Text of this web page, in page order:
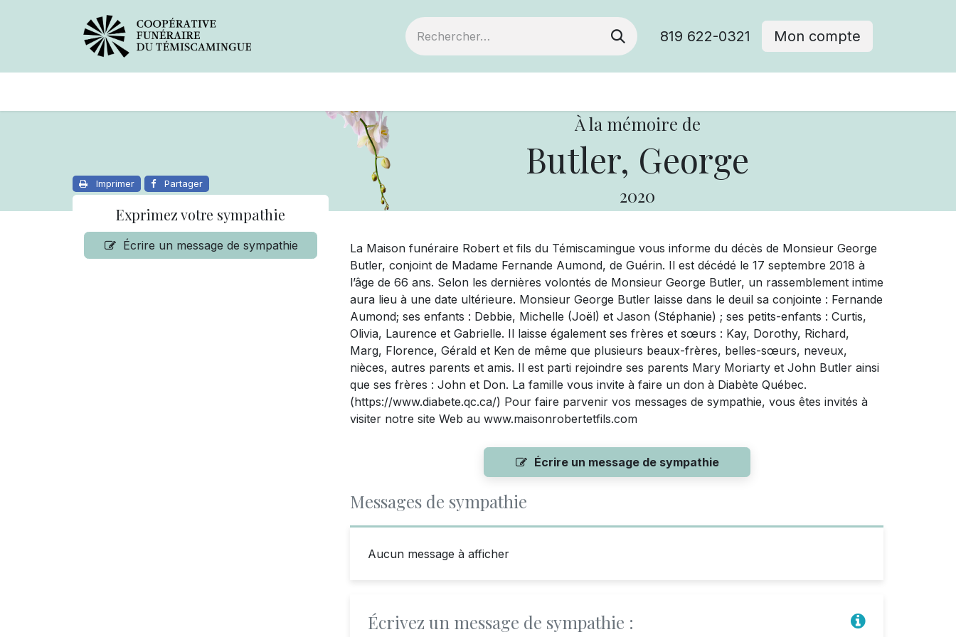
819 622-0321 Mon compte
À la mémoire de
Butler, George
2020
Imprimer Partager
Exprimez votre sympathie
Écrire un message de sympathie
La Maison funéraire Robert et fils du Témiscamingue vous informe du décès de Monsieur George
Butler, conjoint de Madame Fernande Aumond, de Guérin. Il est décédé le 17 septembre 2018 à
l’âge de 66 ans. Selon les dernières volontés de Monsieur George Butler, un rassemblement intime
aura lieu à une date ultérieure. Monsieur George Butler laisse dans le deuil sa conjointe : Fernande
Aumond; ses enfants : Debbie, Michelle (Joël) et Jason (Stéphanie) ; ses petits-enfants : Curtis,
Olivia, Laurence et Gabrielle. Il laisse également ses frères et sœurs : Kay, Dorothy, Richard,
Marg, Florence, Gérald et Ken de même que plusieurs beaux-frères, belles-sœurs, neveux,
nièces, autres parents et amis. Il est parti rejoindre ses parents Mary Moriarty et John Butler ainsi
que ses frères : John et Don. La famille vous invite à faire un don à Diabète Québec.
(https://www.diabete.qc.ca/) Pour faire parvenir vos messages de sympathie, vous êtes invités à
visiter notre site Web au www.maisonrobertetfils.com
Écrire un message de sympathie
Messages de sympathie
Aucun message à afficher
Écrivez un message de sympathie :